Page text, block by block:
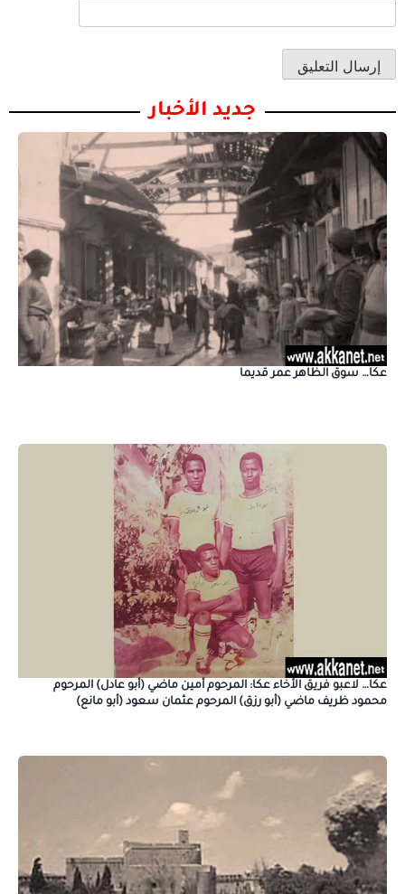
جديد الأخبار
عكا… سوق الظاهر عمر قديما
عكا… لاعبو فريق الأخاء عكا: المرحوم أمين ماضي (أبو عادل) المرحوم
محمود ظريف ماضي (أبو رزق) المرحوم عثمان سعود (أبو مانع)